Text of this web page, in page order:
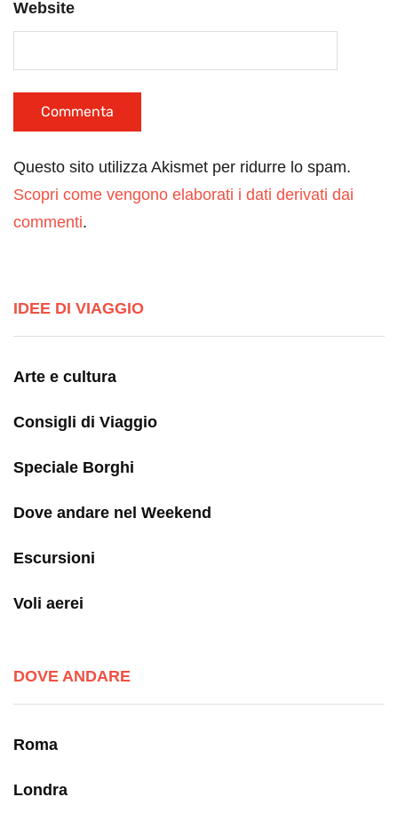
Website
Questo sito utilizza Akismet per ridurre lo spam.
Scopri come vengono elaborati i dati derivati dai
commenti.
IDEE DI VIAGGIO
Arte e cultura
Consigli di Viaggio
Speciale Borghi
Dove andare nel Weekend
Escursioni
Voli aerei
DOVE ANDARE
Roma
Londra